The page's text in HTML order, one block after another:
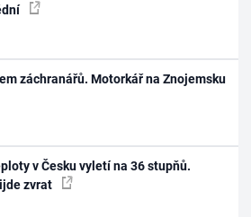
záchranářů. Motorkář na Znojemsku
v Česku vyletí na 36 stupňů.
zvrat